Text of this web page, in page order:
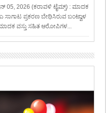
05, 2026 (ಕರಾವಳಿ ಟೈಮ್ಸ್) : ಮಾದಕ
ಸಾಗಾಟ ಪ್ರಕರಣ ಬೇಧಿಸಿರುವ ಬಂಟ್ವಾಳ
ವಸ್ತು ಸಹಿತ ಆರೋಪಿಗಳ...